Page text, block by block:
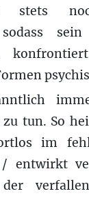
stets
sein
tun. So
im
/ entwirkt